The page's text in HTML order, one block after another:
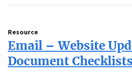
Resource
Email – Website
Document Checklists